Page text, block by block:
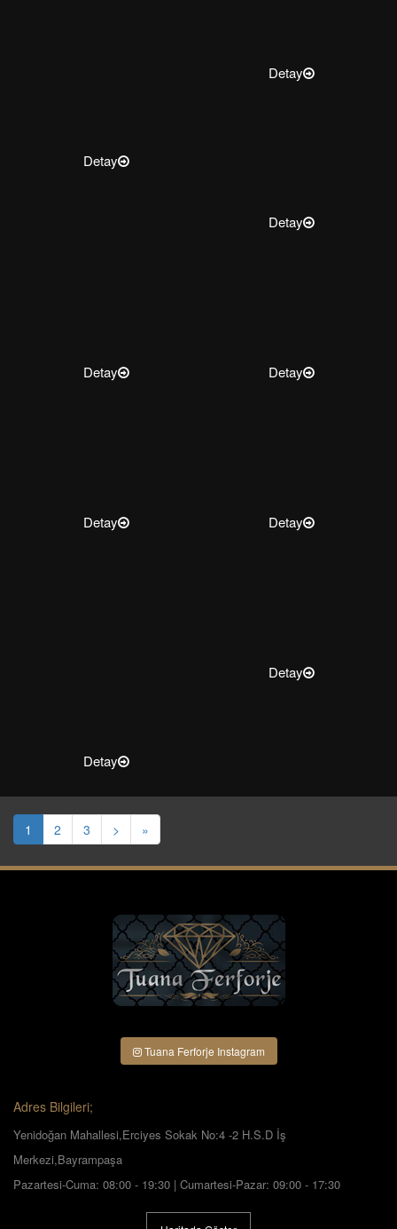
Detay
Detay
Detay
Detay Detay
Detay Detay
Detay
Detay
1 2 3 > »
Tuana Ferforje Instagram
Adres Bilgileri;
Yenidoğan Mahallesi,Erciyes Sokak No:4 -2 H.S.D İş
Merkezi,Bayrampaşa
Pazartesi-Cuma: 08:00 - 19:30 | Cumartesi-Pazar: 09:00 - 17:30